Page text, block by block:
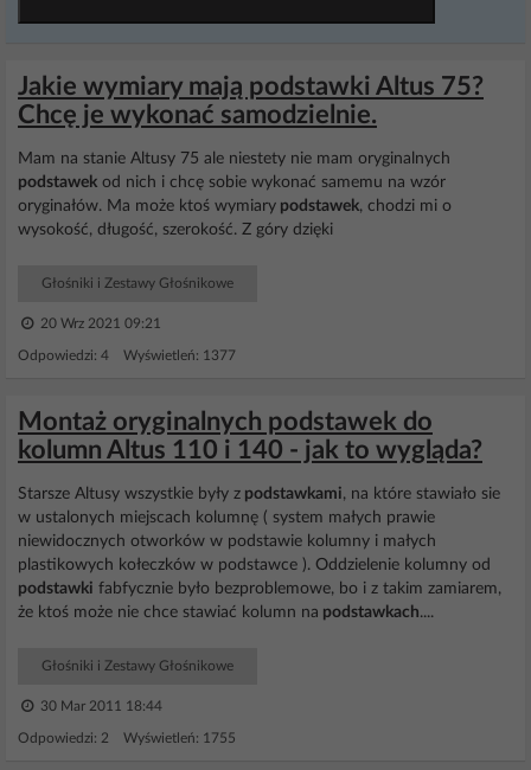
Jakie wymiary mają podstawki Altus 75?
Chcę je wykonać samodzielnie.
Mam na stanie Altusy 75 ale niestety nie mam oryginalnych
podstawek od nich i chcę sobie wykonać samemu na wzór
oryginałów. Ma może ktoś wymiary podstawek, chodzi mi o
wysokość, długość, szerokość. Z góry dzięki
Głośniki i Zestawy Głośnikowe
20 Wrz 2021 09:21
Odpowiedzi: 4 Wyświetleń: 1377
Montaż oryginalnych podstawek do
kolumn Altus 110 i 140 - jak to wygląda?
Starsze Altusy wszystkie były z podstawkami, na które stawiało sie
w ustalonych miejscach kolumnę ( system małych prawie
niewidocznych otworków w podstawie kolumny i małych
plastikowych kołeczków w podstawce ). Oddzielenie kolumny od
podstawki fabfycznie było bezproblemowe, bo i z takim zamiarem,
że ktoś może nie chce stawiać kolumn na podstawkach....
Głośniki i Zestawy Głośnikowe
30 Mar 2011 18:44
Odpowiedzi: 2 Wyświetleń: 1755